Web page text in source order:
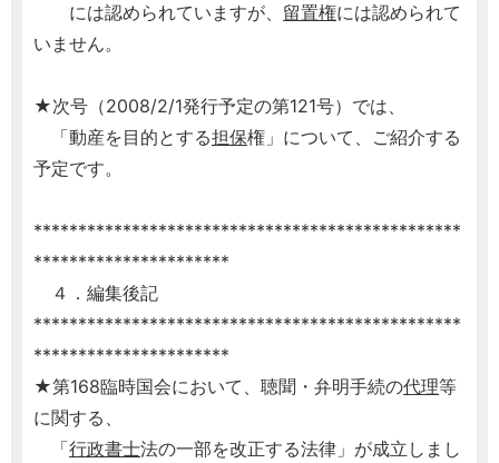
には認められていますが、 留置権には認められて
いません。
★次号（2008/2/1発行予定の第121号）では、
「動産を目的とする担保権」について、ご紹介する
予定です。
************************************************
**********************
４．編集後記
************************************************
**********************
★第168臨時国会において、聴聞・弁明手続の代理等
に関する、
「行政書士法の一部を改正する法律」が成立しまし